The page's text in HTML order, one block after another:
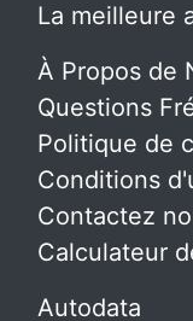
La meilleure
À Propos de
Questions
Politique de
Conditions
Contactez
Calculateur
Autodata